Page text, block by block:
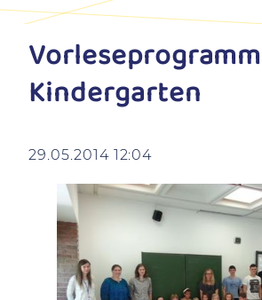
Kindergarten
29.05.2014 12:04